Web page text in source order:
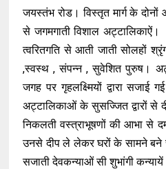
जयस्तंभ रोड। विस्तृत मार्ग के
से जगमगाती विशाल अट्टालिकाऐं।
त्वरितगति से आती जाती सोलहों
,स्वस्थ , संपन्न , सुवेशित पुरुष।
जगह पर गृहलक्ष्मियों द्वारा सजाई
अट्टालिकाओं के सुसज्जित द्वारों से
निकलती वस्त्राभूषणों की आभा से
उनसे दीप ले लेकर घरों के सामने बने
सजाती देवकन्याओं सी शुभांगी